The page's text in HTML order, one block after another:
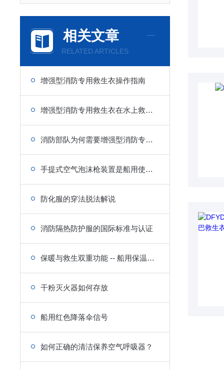
相关文章
RELATED ARTICLES
增强型消防专用救生衣操作指南
增强型消防专用救生衣在水上救援中的重要性
消防部队为何需要增强型消防专用救生衣
手提式空气泡沫枪装置是船用使用方便的消防设备
防化服的穿法脱法解说
消防隔热防护服的国际标准与认证
保暖与救生双重功能 -- 船用保温救生服选购注意事项
干粉灭火器如何存放
船用红色降落伞信号
如何正确的清洁保养空气呼吸器？